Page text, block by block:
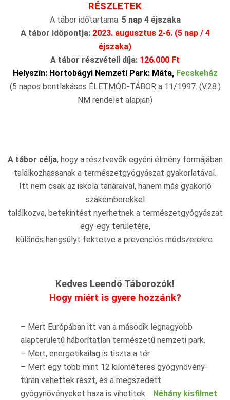
RÉSZLETEK
A tábor időtartama: 5 nap 4 éjszaka
A tábor időpontja: 2023. augusztus 2-6. (5 nap / 4
éjszaka)
A tábor részvételi díja: 126.000 Ft
Helyszín: Hortobágyi Nemzeti Park: Máta, Fecskeház
(5 napos bentlakásos ÉLETMÓD-TÁBOR a 11/1997. (V.28.)
NM rendelet alapján)
A tábor célja, hogy a résztvevők egyéni élmény formájában
találkozhassanak a természetgyógyászat gyakorlatával.
Itt nem csak az iskola tanáraival, hanem más gyakorló
szakemberekkel
találkozva, betekintést nyerhetnek a természetgyógyászat
egy-egy területére,
különös hangsúlyt fektetve a prevenciós módszerekre.
Kedves Leendő Táborozók!
Hogy miért is gyere hozzánk?
– Mert Európában itt van a második legnagyobb
alapterületű háborítatlan természetű nemzeti park.
– Mert, energetikailag is tiszta a tér.
– Mert egy több mint 12 kilométeres gyógynövény-
túrán vehettek részt, és a megszedett
gyógynövényeket haza is vihetitek. Néhány kisfilmet